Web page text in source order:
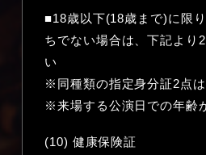
■18歳以下(18歳まで)に限
ちでない場合は、下記より
い
※同種類の指定身分証2点
※来場する公演日での年齢
(10) 健康保険証